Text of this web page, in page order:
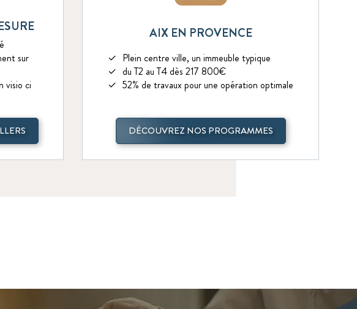
sur
visio ci
AIX EN PROVENCE
Plein centre ville, un immeuble typique
du T2 au T4 dès 217 800€
52% de travaux pour une opération optimale
DÉCOUVREZ NOS PROGRAMMES